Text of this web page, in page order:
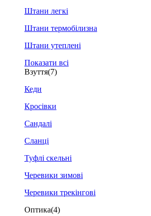
Штани легкі
Штани термобілизна
Штани утеплені
Показати всі
Взуття(7)
Кеди
Кросівки
Сандалі
Сланці
Туфлі скельні
Черевики зимові
Черевики трекінгові
Оптика(4)